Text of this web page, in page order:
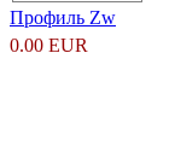
Профиль Zw
0.00 EUR